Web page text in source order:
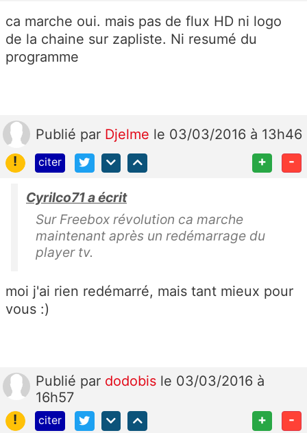
ca marche oui. mais pas de flux HD ni logo
de la chaine sur zapliste. Ni resumé du
programme
Publié par Djelme le 03/03/2016 à 13h46
!
citer + -
Cyrilco71 a écrit
Sur Freebox révolution ca marche
maintenant après un redémarrage du
player tv.
moi j'ai rien redémarré, mais tant mieux pour
vous :)
Publié par dodobis le 03/03/2016 à
16h57
!
citer + -